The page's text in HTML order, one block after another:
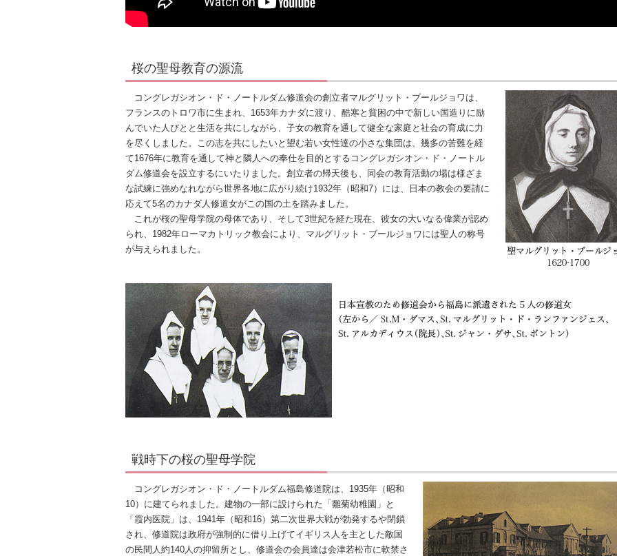
桜の聖母教育の源流
コングレガシオン・ド・ノートルダム修道会の創立者マルグリット・ブールジョワは、
フランスのトロワ市に生まれ、1653年カナダに渡り、酷寒と貧困の中で新しい国造りに励
んでいた人びとと生活を共にしながら、子女の教育を通して健全な家庭と社会の育成に力
を尽くしました。この志を共にしたいと望む若い女性達の小さな集団は、幾多の苦難を経
て1676年に教育を通して神と隣人への奉仕を目的とするコングレガシオン・ド・ノートル
ダム修道会を設立するにいたりました。創立者の帰天後も、同会の教育活動の場は様ざま
な試練に強めなれながら世界各地に広がり続け1932年（昭和7）には、日本の教会の要請に
応えて5名のカナダ人修道女がこの国の土を踏みました。
これが桜の聖母学院の母体であり、そして3世紀を経た現在、彼女の大いなる偉業が認め
られ、1982年ローマカトリック教会により、マルグリット・ブールジョワには聖人の称号
が与えられました。
戦時下の桜の聖母学院
コングレガシオン・ド・ノートルダム福島修道院は、1935年（昭和
10）に建てられました。建物の一部に設けられた「雛菊幼稚園」と
「霞内医院」は、1941年（昭和16）第二次世界大戦が勃発するや閉鎖
され、修道院は政府が強制的に借り上げてイギリス人を主とした敵国
の民間人約140人の抑留所とし、修道会の会員達は会津若松市に軟禁さ